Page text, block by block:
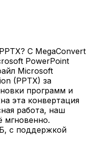
С MegaConvert
PowerPoint
Microsoft
(PPTX) за
программ и
эта конвертация
работа, наш
мгновенно.
с поддержкой